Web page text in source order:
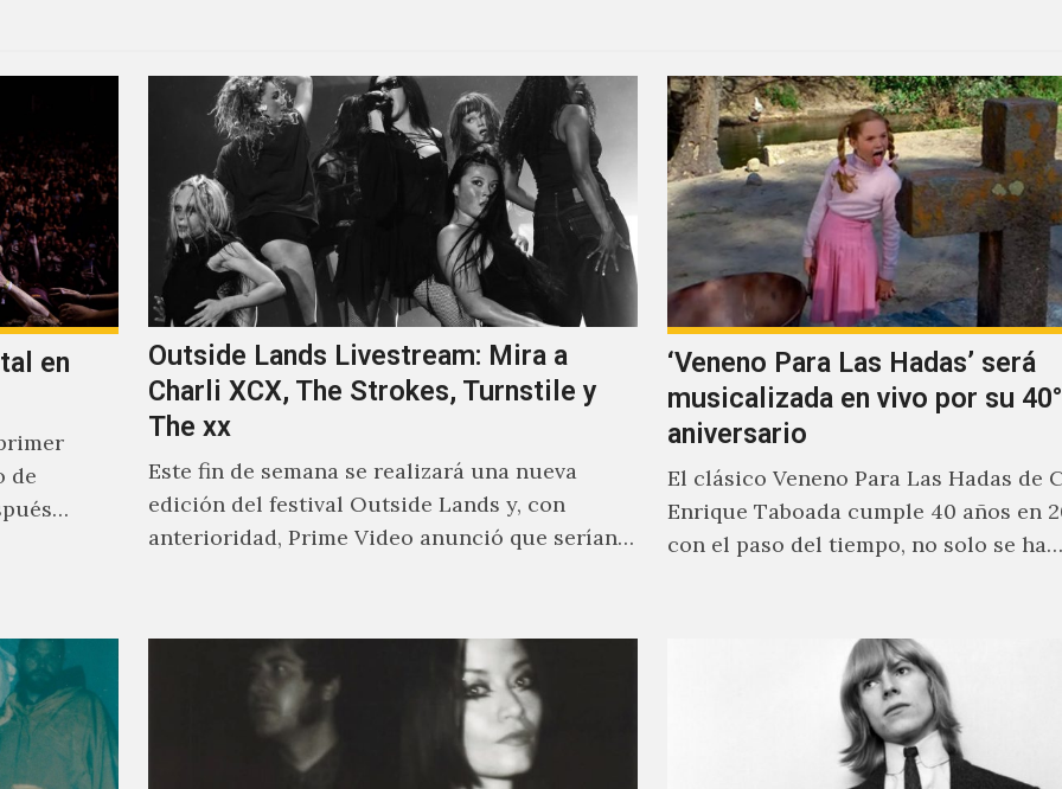
en
de
Outside Lands Livestream: Mira a
Charli XCX, The Strokes, Turnstile y
The xx
Este fin de semana se realizará una nueva
edición del festival Outside Lands y, con
anterioridad, Prime Video anunció que serían
‘Veneno Para Las Hadas’ será
musicalizada en vivo por su 40°
aniversario
El clásico Veneno Para Las Hadas de
Enrique Taboada cumple 40 años en
con el paso del tiempo, no solo se ha…